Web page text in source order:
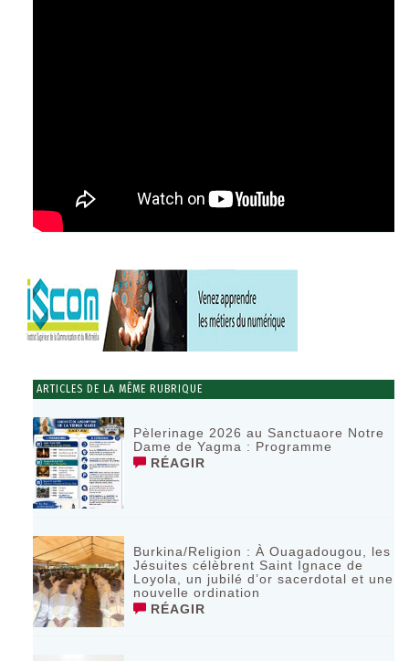
ARTICLES DE LA MÊME RUBRIQUE
Pèlerinage 2026 au Sanctuaore Notre
Dame de Yagma : Programme
RÉAGIR
Burkina/Religion : À Ouagadougou, les
Jésuites célèbrent Saint Ignace de
Loyola, un jubilé d’or sacerdotal et une
nouvelle ordination
RÉAGIR